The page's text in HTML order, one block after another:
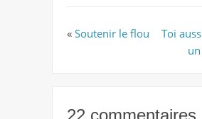
« Soutenir le flou
Toi
22 commentaires